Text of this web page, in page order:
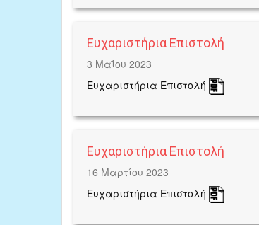
Ευχαριστήρια Επιστολή
3 Μαΐου 2023
Ευχαριστήρια Επιστολή
Ευχαριστήρια Επιστολή
16 Μαρτίου 2023
Ευχαριστήρια Επιστολή